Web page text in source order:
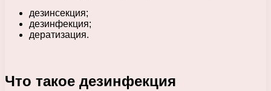
дезинсекция;
дезинфекция;
дератизация.
Что такое дезинфекция